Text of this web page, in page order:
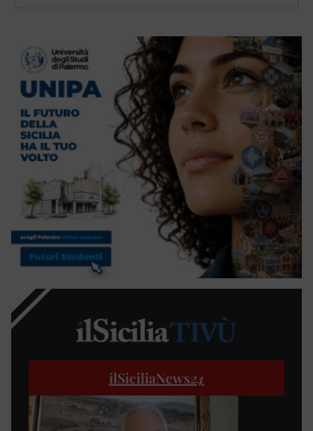
ilSiciliaNews24